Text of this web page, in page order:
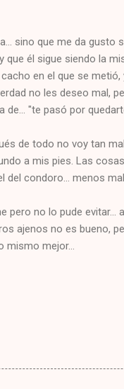
sino que me da gusto
que él sigue siendo la
en el que se metió,
no les deseo mal,
de... "te pasó por
de todo no voy tan
a mis pies. Las
del condoro... menos
pero no lo pude evitar...
ajenos no es bueno,
mejor...